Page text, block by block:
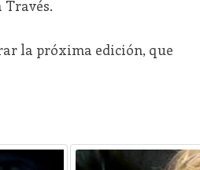
Través.
la próxima edición, que